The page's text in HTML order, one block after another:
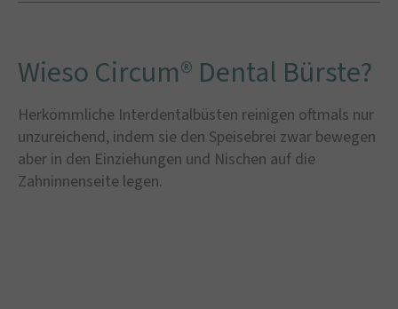
Wieso Circum® Dental Bürste?
Herkömmliche Interdentalbüsten reinigen oftmals nur
unzureichend, indem sie den Speisebrei zwar bewegen
aber in den Einziehungen und Nischen auf die
Zahninnenseite legen.